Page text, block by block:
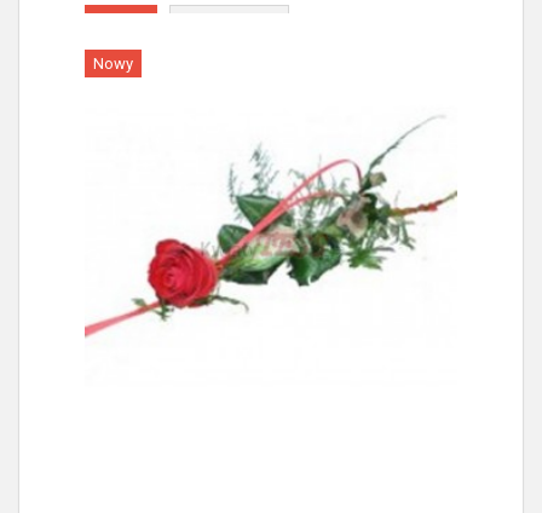
Nowy